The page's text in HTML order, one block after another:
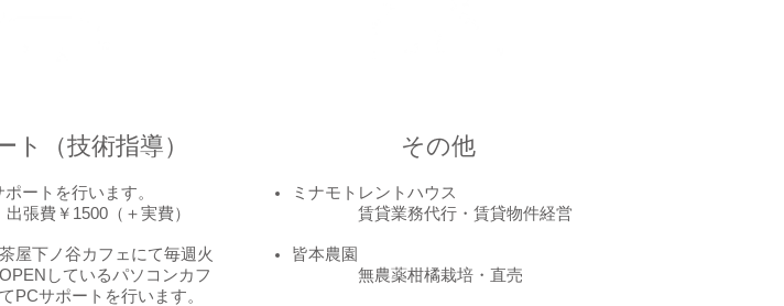
ト（技術指導）
ートを行います。
張費￥1500（＋実費）
屋下ノ谷カフェにて毎週火
しているパソコンカフ
PCサポートを行います。
その他
ミナモトレントハウス
賃貸業務代行・賃貸物件経営
皆本農園
無農薬柑橘栽培・直売